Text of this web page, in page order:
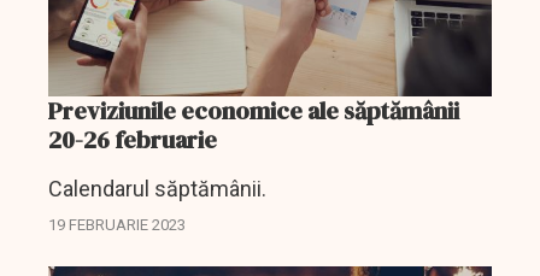
Previziunile economice ale săptămânii
20-26 februarie
Calendarul săptămânii.
19 FEBRUARIE 2023